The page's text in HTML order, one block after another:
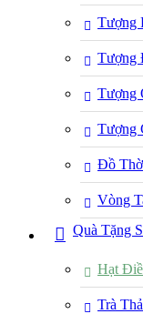
Tượng
Tượng
Tượng
Tượng
Đồ
Vòng
Quà Tặng
Hạt
Trà